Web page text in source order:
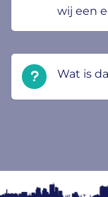
wij een
Wat is